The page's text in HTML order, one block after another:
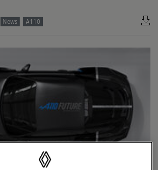
News A110